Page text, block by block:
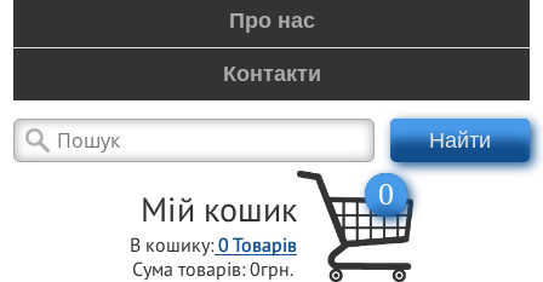
Про нас
Контакти
Найти
Мій кошик
В кошику:0Товарів
Сума товарів:0грн.
0